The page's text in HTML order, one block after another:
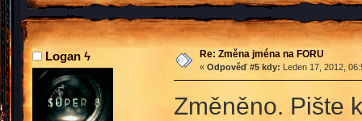
Logan ϟ Re: Změna jména na FORU
« Odpověď #5 kdy: Leden 17, 2012,
Změněno. Pište